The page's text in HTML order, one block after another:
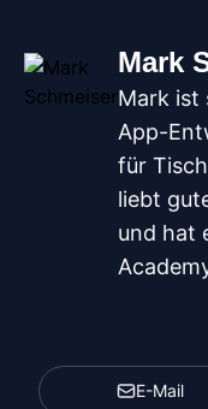
Mark
Mark ist
App-
für
liebt
und hat
E-Mail